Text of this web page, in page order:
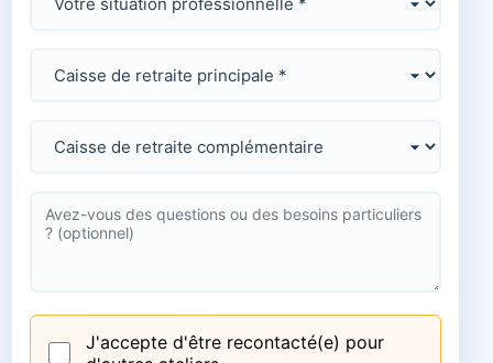
J'accepte d'être recontacté(e) pour